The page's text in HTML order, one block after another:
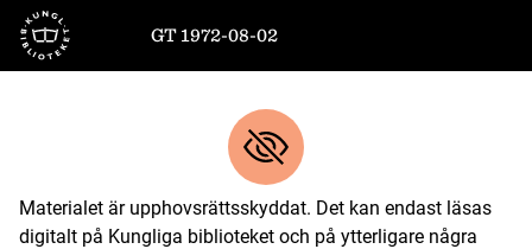
Till startsidan
GT 1972-08-02
Materialet är upphovsrättsskyddat. Det kan endast läsas
digitalt på Kungliga biblioteket och på ytterligare några